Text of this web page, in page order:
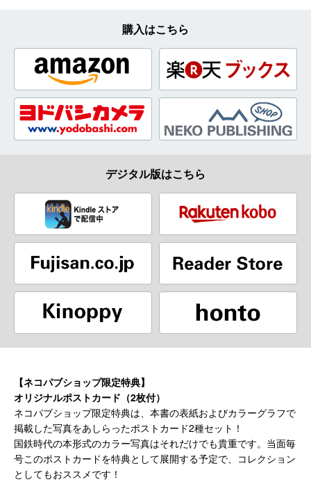
購入はこちら
デジタル版はこちら
【ネコパブショップ限定特典】
オリジナルポストカード（2枚付）
ネコパブショップ限定特典は、本書の表紙およびカラーグラフで
掲載した写真をあしらったポストカード2種セット！
国鉄時代の本形式のカラー写真はそれだけでも貴重です。当面毎
号このポストカードを特典として展開する予定で、コレクション
としてもおススメです！